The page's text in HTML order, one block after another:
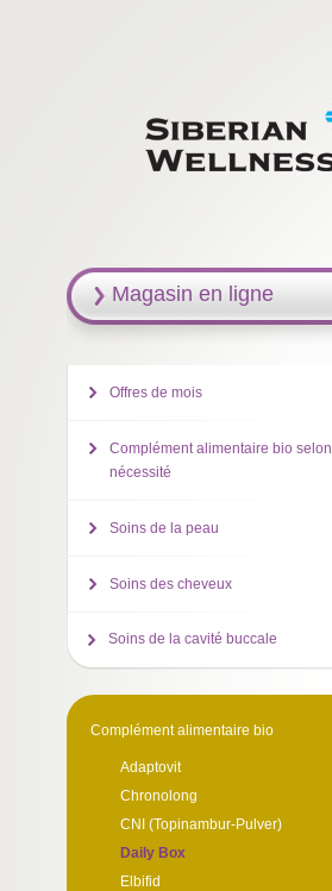
Magasin en ligne
Offres de mois
Complément alimentaire bio selon
nécessité
Soins de la peau
Soins des cheveux
Soins de la cavité buccale
Complément alimentaire bio
Adaptovit
Chronolong
CNI (Topinambur-Pulver)
Daily Box
Elbifid